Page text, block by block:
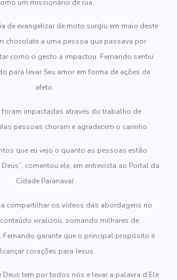
um missionário de rua.
de evangelizar de moto surgiu em maio deste
chocolate a uma pessoa que passava por
como o gesto a impactou. Fernando sentiu
para levar Seu amor em forma de ações de
afeto.
foram impactadas através do trabalho de
pessoas choram e agradecem o carinho.
que eu vejo o quanto as pessoas estão
comentou ele, em entrevista ao Portal da
Cidade Paranavaí.
compartilhar os vídeos das abordagens no
viralizou, somando milhares de
Fernando garante que o principal propósito é
corações para Jesus.
Deus tem por todos nós e levar a palavra d’Ele